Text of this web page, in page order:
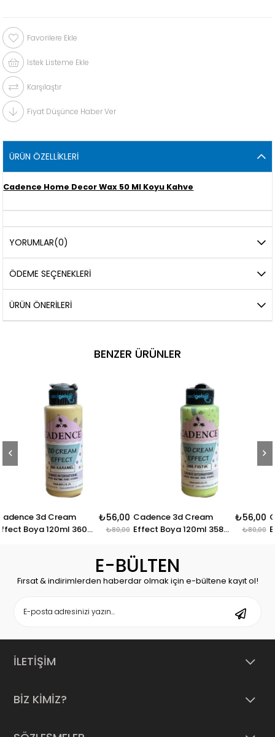
Favorilere Ekle
İstek Listeme Ekle
Karşılaştır
Fiyat Düşünce Haber Ver
ÜRÜN ÖZELLIKLERI
Cadence Home Decor Wax 50 Ml Koyu Kahve
YORUMLAR(0)
ÖDEME SEÇENEKLERI
ÜRÜN ÖNERILERI
BENZER ÜRÜNLER
360
₺56,00
₺80,00
Cadence 3d Cream
Effect Boya 120ml 358
₺56,00
₺80,00
Cadence 3d
Effect Boya
E-BÜLTEN
Fırsat & indirimlerden haberdar olmak için e-bültene kayıt ol!
İLETİŞİM
BİZ KİMİZ?